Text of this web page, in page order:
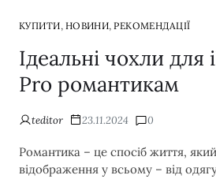
КУПИТИ, НОВИНИ,РЕКОМЕНДАЦІЇ
Ідеальні чохли для
Pro романтикам
teditor 23.11.2024 0
Романтика – це спосіб життя,
відображення у всьому – від